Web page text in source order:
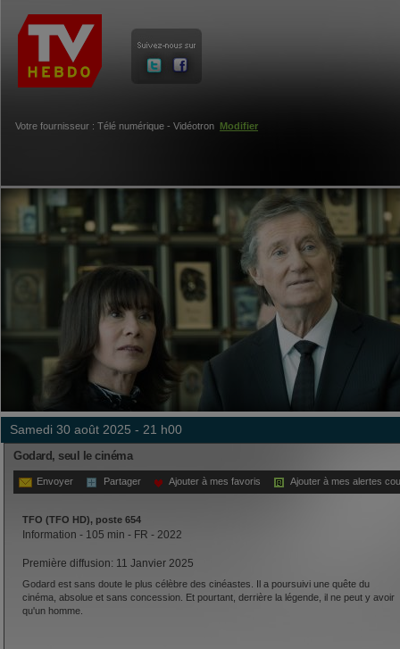
Votre fournisseur : Télé numérique - Vidéotron Modifier
samedi 30 août 2025 - 21 h00
Godard, seul le cinéma
Envoyer Partager Ajouter à mes favoris Ajouter à mes alertes
TFO (TFO HD), poste 654
Information - 105 min - FR - 2022
Première diffusion: 11 Janvier 2025
Godard est sans doute le plus célèbre des cinéastes. Il a poursuivi une quête du
cinéma, absolue et sans concession. Et pourtant, derrière la légende, il ne peut y avoir
qu'un homme.